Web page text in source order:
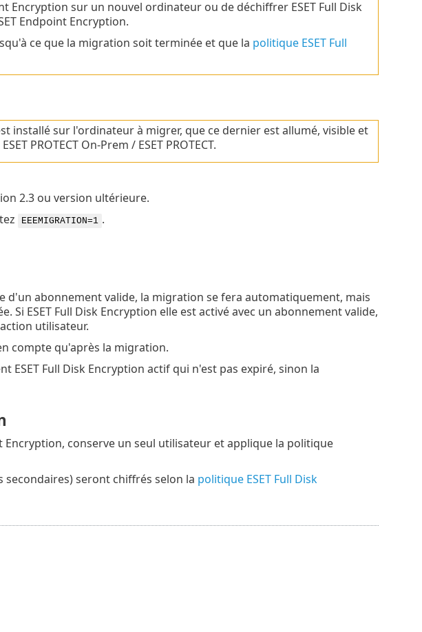
Encryption sur un nouvel ordinateur ou de déchiffrer ESET Full Disk
Endpoint Encryption.
ce que la migration soit terminée et que la politique ESET Full
installé sur l'ordinateur à migrer, que ce dernier est allumé, visible et
PROTECT On-Prem / ESET PROTECT.
2.3 ou version ultérieure.
EEEMIGRATION=1 .
d'un abonnement valide, la migration se fera automatiquement, mais
ESET Full Disk Encryption elle est activé avec un abonnement valide,
utilisateur.
compte qu'après la migration.
ESET Full Disk Encryption actif qui n'est pas expiré, sinon la
Encryption, conserve un seul utilisateur et applique la politique
secondaires) seront chiffrés selon la politique ESET Full Disk